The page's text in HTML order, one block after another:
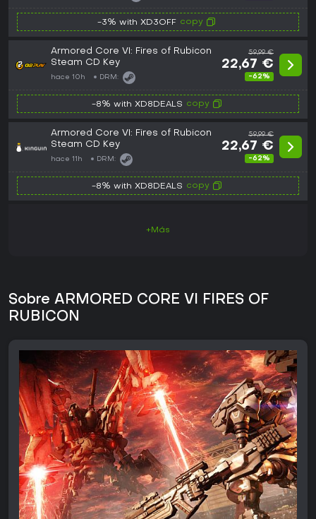
-3% with XD3OFF copy
Armored Core VI: Fires of Rubicon
Steam CD Key
hace 10h DRM:
59,99 €
22,67 €
-62%
-8% with XD8DEALS copy
Armored Core VI: Fires of Rubicon
Steam CD Key
hace 11h DRM:
59,99 €
22,67 €
-62%
-8% with XD8DEALS copy
+Más
Sobre ARMORED CORE VI FIRES OF
RUBICON